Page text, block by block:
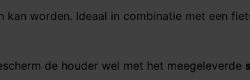
worden. Ideaal in combinatie met een
de houder wel met het meegeleverde